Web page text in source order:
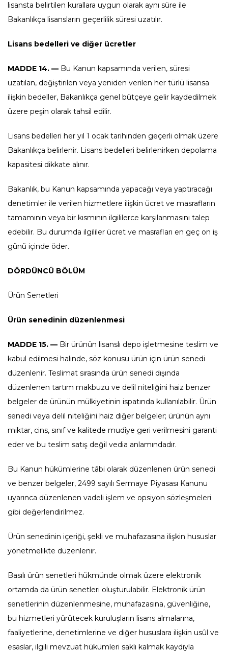
lisansta belirtilen kurallara uygun olarak aynı süre ile
Bakanlıkça lisansların geçerlilik süresi uzatılır.
Lisans bedelleri ve diğer ücretler
MADDE 14. — Bu Kanun kapsamında verilen, süresi
uzatılan, değiştirilen veya yeniden verilen her türlü lisansa
ilişkin bedeller, Bakanlıkça genel bütçeye gelir kaydedilmek
üzere peşin olarak tahsil edilir.
Lisans bedelleri her yıl 1 ocak tarihinden geçerli olmak üzere
Bakanlıkça belirlenir. Lisans bedelleri belirlenirken depolama
kapasitesi dikkate alınır.
Bakanlık, bu Kanun kapsamında yapacağı veya yaptıracağı
denetimler ile verilen hizmetlere ilişkin ücret ve masrafların
tamamının veya bir kısmının ilgililerce karşılanmasını talep
edebilir. Bu durumda ilgililer ücret ve masrafları en geç on iş
günü içinde öder.
DÖRDÜNCÜ BÖLÜM
Ürün Senetleri
Ürün senedinin düzenlenmesi
MADDE 15. — Bir ürünün lisanslı depo işletmesine teslim ve
kabul edilmesi halinde, söz konusu ürün için ürün senedi
düzenlenir. Teslimat sırasında ürün senedi dışında
düzenlenen tartım makbuzu ve delil niteliğini haiz benzer
belgeler de ürünün mülkiyetinin ispatında kullanılabilir. Ürün
senedi veya delil niteliğini haiz diğer belgeler; ürünün aynı
miktar, cins, sınıf ve kalitede mudîye geri verilmesini garanti
eder ve bu teslim satış değil vedia anlamındadır.
Bu Kanun hükümlerine tâbi olarak düzenlenen ürün senedi
ve benzer belgeler, 2499 sayılı Sermaye Piyasası Kanunu
uyarınca düzenlenen vadeli işlem ve opsiyon sözleşmeleri
gibi değerlendirilmez.
Ürün senedinin içeriği, şekli ve muhafazasına ilişkin hususlar
yönetmelikte düzenlenir.
Basılı ürün senetleri hükmünde olmak üzere elektronik
ortamda da ürün senetleri oluşturulabilir. Elektronik ürün
senetlerinin düzenlenmesine, muhafazasına, güvenliğine,
bu hizmetleri yürütecek kuruluşların lisans almalarına,
faaliyetlerine, denetimlerine ve diğer hususlara ilişkin usûl ve
esaslar, ilgili mevzuat hükümleri saklı kalmak kaydıyla